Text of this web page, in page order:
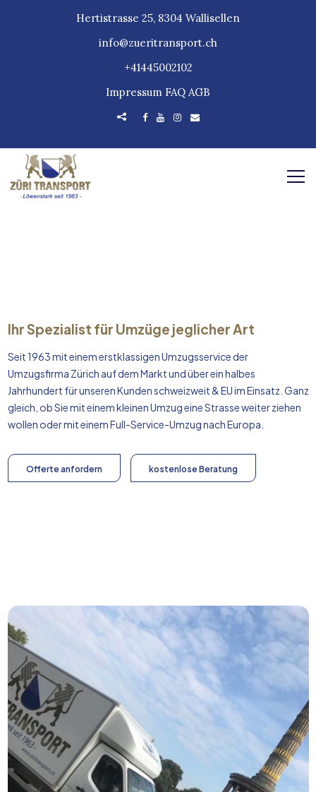
Hertistrasse 25, 8304 Wallisellen
info@zueritransport.ch
+41445002102
Impressum FAQ AGB
Ihr Spezialist für Umzüge jeglicher Art
Seit 1963 mit einem erstklassigen Umzugsservice der
Umzugsfirma Zürich auf dem Markt und über ein halbes
Jahrhundert für unseren Kunden schweizweit & EU im Einsatz. Ganz
gleich, ob Sie mit einem kleinen Umzug eine Strasse weiter ziehen
wollen oder mit einem Full-Service-Umzug nachEuropa
Offerte anfordern kostenlose Beratung